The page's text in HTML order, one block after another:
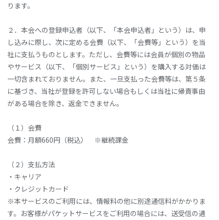
ります。
２．本会への登録申込者（以下、「本会申込者」という）は、申
し込みに際し、次に定める会費（以下、「会費等」という）を当
社に支払うものとします。ただし、会費等には会員が個別の物品
やサービス（以下、「個別サービス」という）を購入する対価は
一切含まれておりません。また、一旦支払った会費等は、第５条
に基づき、当社が登録を許可しない場合もしくは当社に帰責事由
がある場合を除き、返金できません。
（１）会費
会費：月額660円（税込） ※継続課金
（２）支払方法
・キャリア
・クレジットカード
※本サービスのご利用には、情報料の他に別途通信料がかかりま
す。お客様がパケットサービスをご利用の場合には、送受信の通